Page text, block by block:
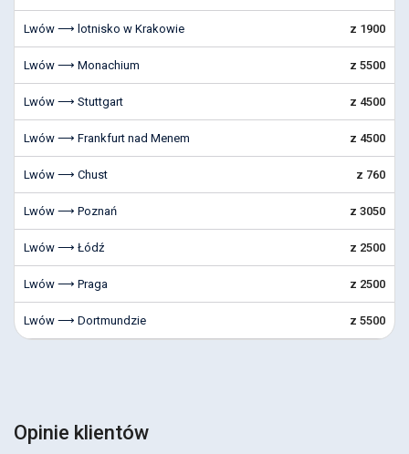
Lwów ⟶ lotnisko w Krakowie z 1900
Lwów ⟶ Monachium z 5500
Lwów ⟶ Stuttgart z 4500
Lwów ⟶ Frankfurt nad Menem z 4500
Lwów ⟶ Chust z 760
Lwów ⟶ Poznań z 3050
Lwów ⟶ Łódź z 2500
Lwów ⟶ Praga z 2500
Lwów ⟶ Dortmundzie z 5500
Opinie klientów